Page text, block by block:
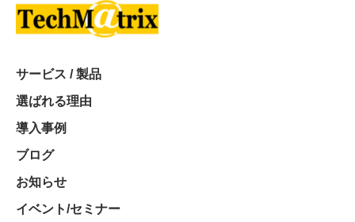
サービス / 製品
選ばれる理由
導入事例
ブログ
お知らせ
イベント/セミナー